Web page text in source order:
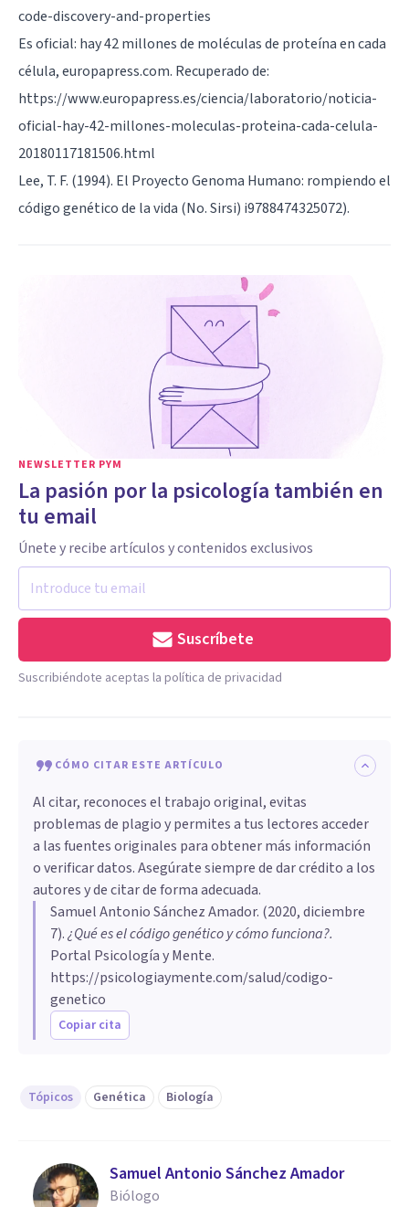
code-discovery-and-properties
Es oficial: hay 42 millones de moléculas de proteína en cada
célula, europapress.com. Recuperado de:
https://www.europapress.es/ciencia/laboratorio/noticia-
oficial-hay-42-millones-moleculas-proteina-cada-celula-
20180117181506.html
Lee, T. F. (1994). El Proyecto Genoma Humano: rompiendo el
código genético de la vida (No. Sirsi) i9788474325072).
NEWSLETTER PYM
La pasión por la psicología también en
tu email
Únete y recibe artículos y contenidos exclusivos
Suscríbete
Suscribiéndote aceptas la política de privacidad
CÓMO CITAR ESTE ARTÍCULO
Al citar, reconoces el trabajo original, evitas
problemas de plagio y permites a tus lectores acceder
a las fuentes originales para obtener más información
o verificar datos. Asegúrate siempre de dar crédito a los
autores y de citar de forma adecuada.
Samuel Antonio Sánchez Amador. (2020, diciembre
7).¿Qué es el código genético y cómo funciona?.
Portal Psicología y Mente.
https://psicologiaymente.com/salud/codigo-
genetico
Copiar cita
Tópicos Genética Biología
Samuel Antonio Sánchez Amador
Biólogo